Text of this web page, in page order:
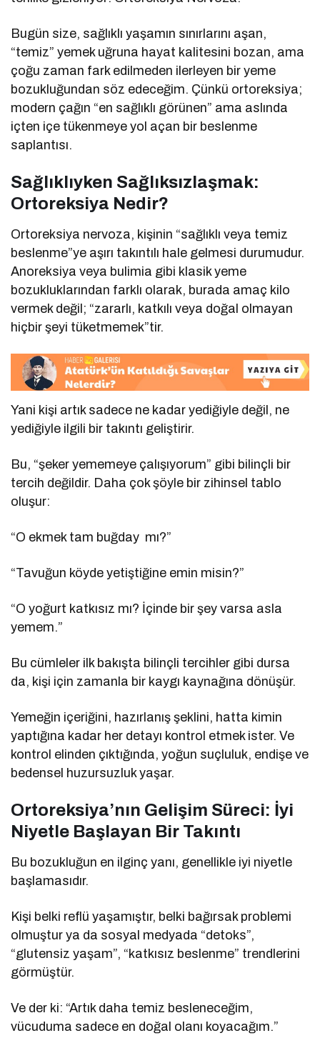
Bugün size, sağlıklı yaşamın sınırlarını aşan,
“temiz” yemek uğruna hayat kalitesini bozan, ama
çoğu zaman fark edilmeden ilerleyen bir yeme
bozukluğundan söz edeceğim. Çünkü ortoreksiya;
modern çağın “en sağlıklı görünen” ama aslında
içten içe tükenmeye yol açan bir beslenme
saplantısı.
Sağlıklıyken Sağlıksızlaşmak:
Ortoreksiya Nedir?
Ortoreksiya nervoza, kişinin “sağlıklı veya temiz
beslenme”ye aşırı takıntılı hale gelmesi durumudur.
Anoreksiya veya bulimia gibi klasik yeme
bozukluklarından farklı olarak, burada amaç kilo
vermek değil; “zararlı, katkılı veya doğal olmayan
hiçbir şeyi tüketmemek”tir.
Yani kişi artık sadece ne kadar yediğiyle değil, ne
yediğiyle ilgili bir takıntı geliştirir.
Bu, “şeker yememeye çalışıyorum” gibi bilinçli bir
tercih değildir. Daha çok şöyle bir zihinsel tablo
oluşur:
“O ekmek tam buğday mı?”
“Tavuğun köyde yetiştiğine emin misin?”
“O yoğurt katkısız mı? İçinde bir şey varsa asla
yemem.”
Bu cümleler ilk bakışta bilinçli tercihler gibi dursa
da, kişi için zamanla bir kaygı kaynağına dönüşür.
Yemeğin içeriğini, hazırlanış şeklini, hatta kimin
yaptığına kadar her detayı kontrol etmek ister. Ve
kontrol elinden çıktığında, yoğun suçluluk, endişe ve
bedensel huzursuzluk yaşar.
Ortoreksiya’nın Gelişim Süreci: İyi
Niyetle Başlayan Bir Takıntı
Bu bozukluğun en ilginç yanı, genellikle iyi niyetle
başlamasıdır.
Kişi belki reflü yaşamıştır, belki bağırsak problemi
olmuştur ya da sosyal medyada “detoks”,
“glutensiz yaşam”, “katkısız beslenme” trendlerini
görmüştür.
Ve der ki: “Artık daha temiz besleneceğim,
vücuduma sadece en doğal olanı koyacağım.”